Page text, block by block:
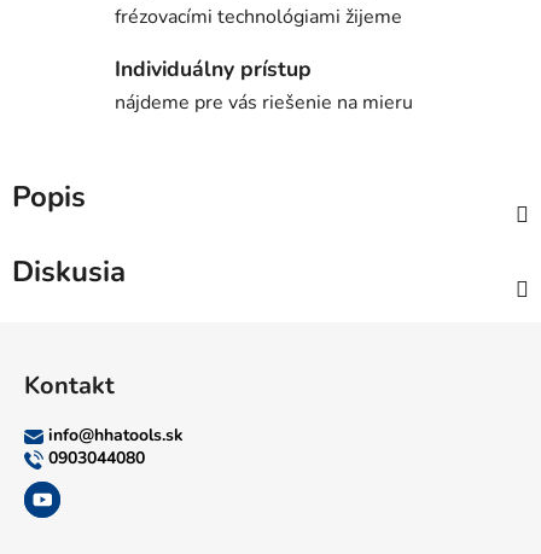
frézovacími technológiami žijeme
Individuálny prístup
nájdeme pre vás riešenie na mieru
Popis
Diskusia
Kontakt
info@hhatools.sk
0903044080